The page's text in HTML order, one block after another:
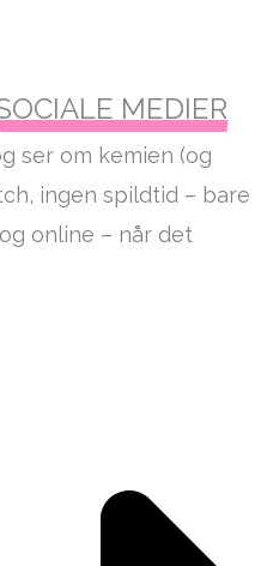
MEDIER
ser om kemien (og
ingen spildtid – bare
online – når det